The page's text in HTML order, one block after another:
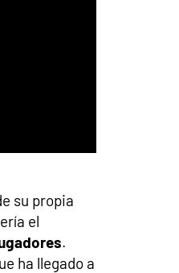
su propia
el
.
ha llegado a